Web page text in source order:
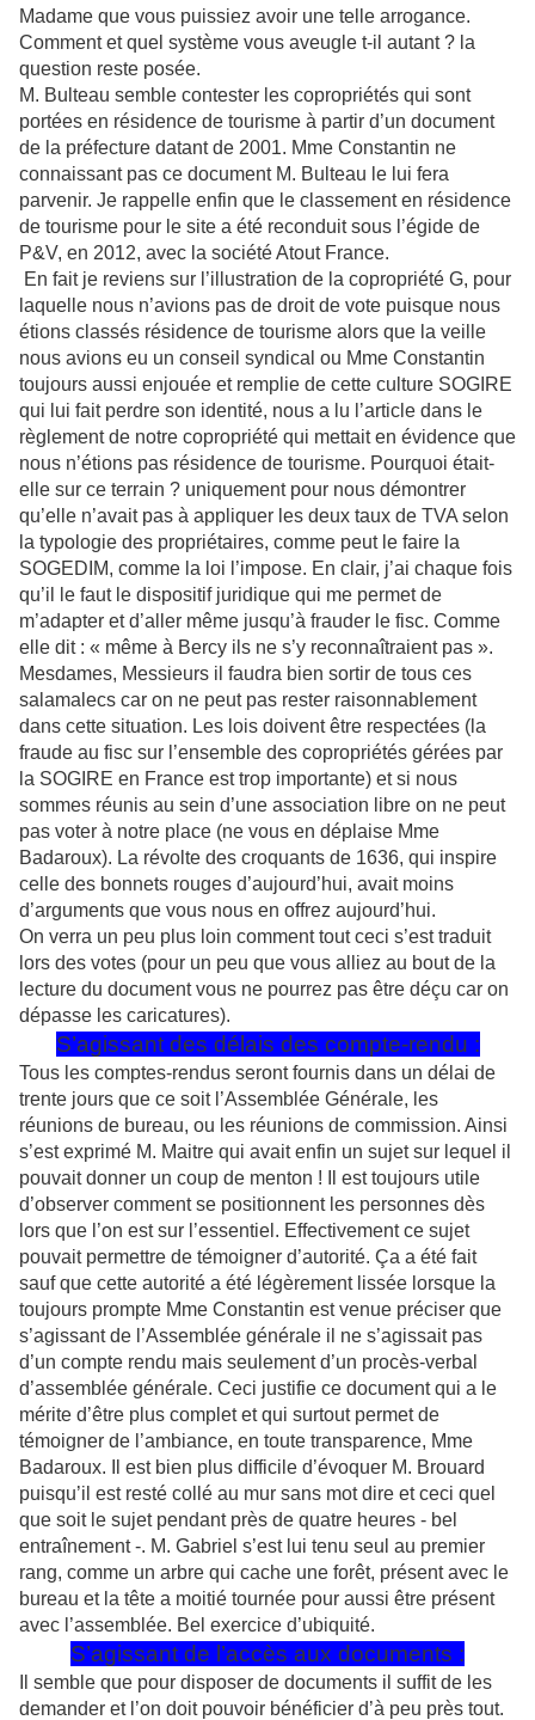
Madame que vous puissiez avoir une telle arrogance.
Comment et quel système vous aveugle t-il autant ? la
question reste posée.
M. Bulteau semble contester les copropriétés qui sont
portées en résidence de tourisme à partir d’un document
de la préfecture datant de 2001. Mme Constantin ne
connaissant pas ce document M. Bulteau le lui fera
parvenir. Je rappelle enfin que le classement en résidence
de tourisme pour le site a été reconduit sous l’égide de
P&V, en 2012, avec la société Atout France.
En fait je reviens sur l’illustration de la copropriété G, pour
laquelle nous n’avions pas de droit de vote puisque nous
étions classés résidence de tourisme alors que la veille
nous avions eu un conseil syndical ou Mme Constantin
toujours aussi enjouée et remplie de cette culture SOGIRE
qui lui fait perdre son identité, nous a lu l’article dans le
règlement de notre copropriété qui mettait en évidence que
nous n’étions pas résidence de tourisme. Pourquoi était-
elle sur ce terrain ? uniquement pour nous démontrer
qu’elle n’avait pas à appliquer les deux taux de TVA selon
la typologie des propriétaires, comme peut le faire la
SOGEDIM, comme la loi l’impose. En clair, j’ai chaque fois
qu’il le faut le dispositif juridique qui me permet de
m’adapter et d’aller même jusqu’à frauder le fisc. Comme
elle dit : « même à Bercy ils ne s’y reconnaîtraient pas ».
Mesdames, Messieurs il faudra bien sortir de tous ces
salamalecs car on ne peut pas rester raisonnablement
dans cette situation. Les lois doivent être respectées (la
fraude au fisc sur l’ensemble des copropriétés gérées par
la SOGIRE en France est trop importante) et si nous
sommes réunis au sein d’une association libre on ne peut
pas voter à notre place (ne vous en déplaise Mme
Badaroux). La révolte des croquants de 1636, qui inspire
celle des bonnets rouges d’aujourd’hui, avait moins
d’arguments que vous nous en offrez aujourd’hui.
On verra un peu plus loin comment tout ceci s’est traduit
lors des votes (pour un peu que vous alliez au bout de la
lecture du document vous ne pourrez pas être déçu car on
dépasse les caricatures).
S’agissant des délais des compte-rendu :
Tous les comptes-rendus seront fournis dans un délai de
trente jours que ce soit l’Assemblée Générale, les
réunions de bureau, ou les réunions de commission. Ainsi
s’est exprimé M. Maitre qui avait enfin un sujet sur lequel il
pouvait donner un coup de menton ! Il est toujours utile
d’observer comment se positionnent les personnes dès
lors que l’on est sur l’essentiel. Effectivement ce sujet
pouvait permettre de témoigner d’autorité. Ça a été fait
sauf que cette autorité a été légèrement lissée lorsque la
toujours prompte Mme Constantin est venue préciser que
s’agissant de l’Assemblée générale il ne s’agissait pas
d’un compte rendu mais seulement d’un procès-verbal
d’assemblée générale. Ceci justifie ce document qui a le
mérite d’être plus complet et qui surtout permet de
témoigner de l’ambiance, en toute transparence, Mme
Badaroux. Il est bien plus difficile d’évoquer M. Brouard
puisqu’il est resté collé au mur sans mot dire et ceci quel
que soit le sujet pendant près de quatre heures - bel
entraînement -. M. Gabriel s’est lui tenu seul au premier
rang, comme un arbre qui cache une forêt, présent avec le
bureau et la tête a moitié tournée pour aussi être présent
avec l’assemblée. Bel exercice d’ubiquité.
S’agissant de l’accès aux documents :
Il semble que pour disposer de documents il suffit de les
demander et l’on doit pouvoir bénéficier d’à peu près tout.